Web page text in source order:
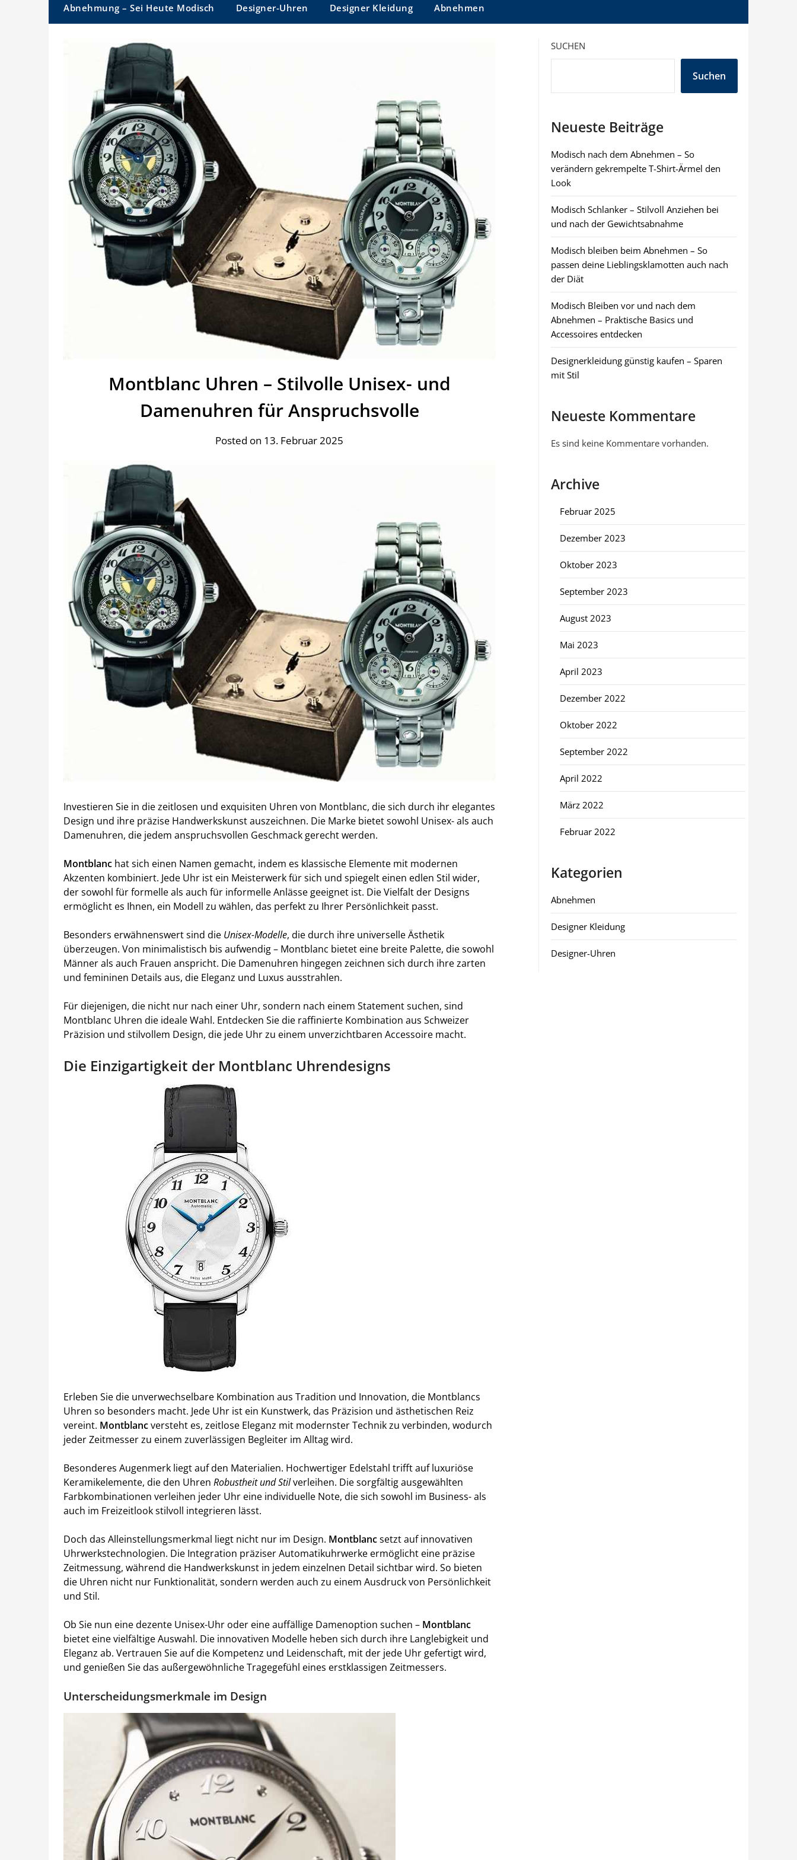
Abnehmung – Sei Heute Modisch Designer-Uhren Designer Kleidung Abnehmen
Montblanc Uhren – Stilvolle Unisex- und
Damenuhren für Anspruchsvolle
Posted on 13. Februar 2025
Investieren Sie in die zeitlosen und exquisiten Uhren von Montblanc, die sich durch ihr elegantes
Design und ihre präzise Handwerkskunst auszeichnen. Die Marke bietet sowohl Unisex- als auch
Damenuhren, die jedem anspruchsvollen Geschmack gerecht werden.
Montblanc hat sich einen Namen gemacht, indem es klassische Elemente mit modernen
Akzenten kombiniert. Jede Uhr ist ein Meisterwerk für sich und spiegelt einen edlen Stil wider,
der sowohl für formelle als auch für informelle Anlässe geeignet ist. Die Vielfalt der Designs
ermöglicht es Ihnen, ein Modell zu wählen, das perfekt zu Ihrer Persönlichkeit passt.
Besonders erwähnenswert sind die Unisex-Modelle, die durch ihre universelle Ästhetik
überzeugen. Von minimalistisch bis aufwendig – Montblanc bietet eine breite Palette, die sowohl
Männer als auch Frauen anspricht. Die Damenuhren hingegen zeichnen sich durch ihre zarten
und femininen Details aus, die Eleganz und Luxus ausstrahlen.
Für diejenigen, die nicht nur nach einer Uhr, sondern nach einem Statement suchen, sind
Montblanc Uhren die ideale Wahl. Entdecken Sie die raffinierte Kombination aus Schweizer
Präzision und stilvollem Design, die jede Uhr zu einem unverzichtbaren Accessoire macht.
Die Einzigartigkeit der Montblanc Uhrendesigns
Erleben Sie die unverwechselbare Kombination aus Tradition und Innovation, die Montblancs
Uhren so besonders macht. Jede Uhr ist ein Kunstwerk, das Präzision und ästhetischen Reiz
vereint. Montblancversteht es, zeitlose Eleganz mit modernster Technik zu verbinden, wodurch
jeder Zeitmesser zu einem zuverlässigen Begleiter im Alltag wird.
Besonderes Augenmerk liegt auf den Materialien. Hochwertiger Edelstahl trifft auf luxuriöse
Keramikelemente, die den Uhren Robustheit und Stilverleihen. Die sorgfältig ausgewählten
Farbkombinationen verleihen jeder Uhr eine individuelle Note, die sich sowohl im Business- als
auch im Freizeitlook stilvoll integrieren lässt.
Doch das Alleinstellungsmerkmal liegt nicht nur im Design. Montblancsetzt auf innovativen
Uhrwerkstechnologien. Die Integration präziser Automatikuhrwerke ermöglicht eine präzise
Zeitmessung, während die Handwerkskunst in jedem einzelnen Detail sichtbar wird. So bieten
die Uhren nicht nur Funktionalität, sondern werden auch zu einem Ausdruck von Persönlichkeit
und Stil.
Ob Sie nun eine dezente Unisex-Uhr oder eine auffällige Damenoption suchen – Montblanc
bietet eine vielfältige Auswahl. Die innovativen Modelle heben sich durch ihre Langlebigkeit und
Eleganz ab. Vertrauen Sie auf die Kompetenz und Leidenschaft, mit der jede Uhr gefertigt wird,
und genießen Sie das außergewöhnliche Tragegefühl eines erstklassigen Zeitmessers.
Unterscheidungsmerkmale im Design
SUCHEN
Suchen
Neueste Beiträge
Modisch nach dem Abnehmen – So
verändern gekrempelte T-Shirt-Ärmel den
Look
Modisch Schlanker – Stilvoll Anziehen bei
und nach der Gewichtsabnahme
Modisch bleiben beim Abnehmen – So
passen deine Lieblingsklamotten auch nach
der Diät
Modisch Bleiben vor und nach dem
Abnehmen – Praktische Basics und
Accessoires entdecken
Designerkleidung günstig kaufen – Sparen
mit Stil
Neueste Kommentare
Es sind keine Kommentare vorhanden.
Archive
Februar 2025
Dezember 2023
Oktober 2023
September 2023
August 2023
Mai 2023
April 2023
Dezember 2022
Oktober 2022
September 2022
April 2022
März 2022
Februar 2022
Kategorien
Abnehmen
Designer Kleidung
Designer-Uhren